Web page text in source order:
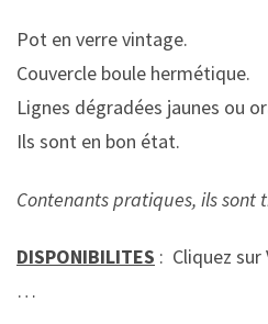
Pot en verre vintage.
Couvercle boule hermétique.
Lignes dégradées jaunes ou
Ils sont en bon état.
Contenants pratiques, ils sont
DISPONIBILITES : Cliquez
…